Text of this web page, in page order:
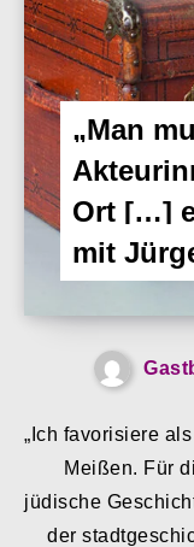
„Man
Ort […]
mit
„Ich favorisiere
Meißen. Für
jüdische
der